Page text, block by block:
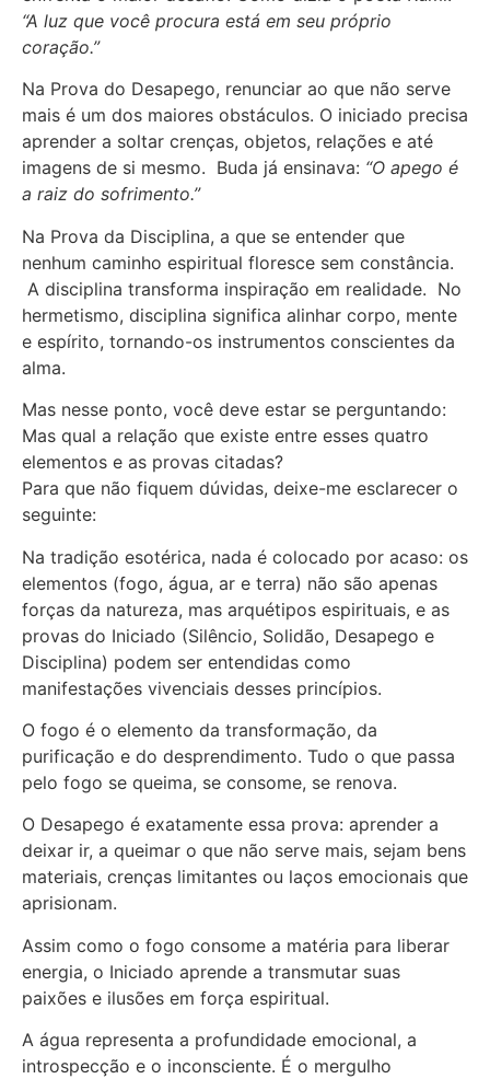
“A luz que você procura está em seu próprio
coração.”
Na Prova do Desapego, renunciar ao que não serve
mais é um dos maiores obstáculos. O iniciado precisa
aprender a soltar crenças, objetos, relações e até
imagens de si mesmo. Buda já ensinava: “O apego é
a raiz do sofrimento.”
Na Prova da Disciplina, a que se entender que
nenhum caminho espiritual floresce sem constância.
A disciplina transforma inspiração em realidade. No
hermetismo, disciplina significa alinhar corpo, mente
e espírito, tornando-os instrumentos conscientes da
alma.
Mas nesse ponto, você deve estar se perguntando:
Mas qual a relação que existe entre esses quatro
elementos e as provas citadas?
Para que não fiquem dúvidas, deixe-me esclarecer o
seguinte:
Na tradição esotérica, nada é colocado por acaso: os
elementos (fogo, água, ar e terra) não são apenas
forças da natureza, mas arquétipos espirituais, e as
provas do Iniciado (Silêncio, Solidão, Desapego e
Disciplina) podem ser entendidas como
manifestações vivenciais desses princípios.
O fogo é o elemento da transformação, da
purificação e do desprendimento. Tudo o que passa
pelo fogo se queima, se consome, se renova.
O Desapego é exatamente essa prova: aprender a
deixar ir, a queimar o que não serve mais, sejam bens
materiais, crenças limitantes ou laços emocionais que
aprisionam.
Assim como o fogo consome a matéria para liberar
energia, o Iniciado aprende a transmutar suas
paixões e ilusões em força espiritual.
A água representa a profundidade emocional, a
introspecção e o inconsciente. É o mergulho